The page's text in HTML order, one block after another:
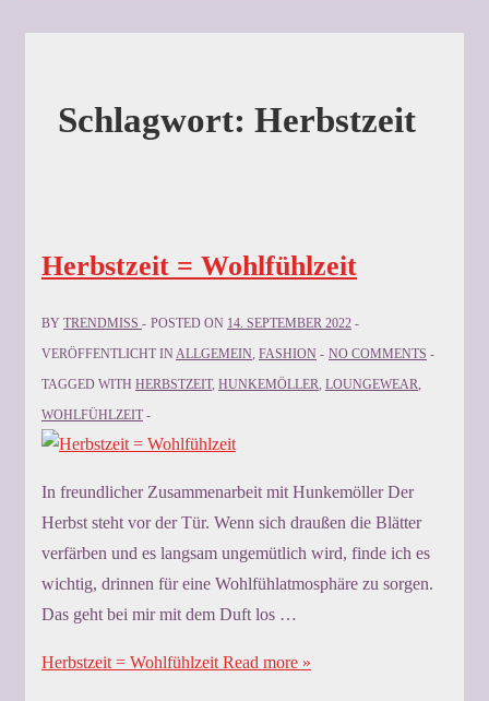
Schlagwort: Herbstzeit
Herbstzeit = Wohlfühlzeit
BY TRENDMISS POSTED ON 14. SEPTEMBER 2022
VERÖFFENTLICHT INALLGEMEIN, FASHION
NO COMMENTS
TAGGED WITH HERBSTZEIT, HUNKEMÖLLER, LOUNGEWEAR,
WOHLFÜHLZEIT
In freundlicher Zusammenarbeit mit Hunkemöller Der
Herbst steht vor der Tür. Wenn sich draußen die Blätter
verfärben und es langsam ungemütlich wird, finde ich es
wichtig, drinnen für eine Wohlfühlatmosphäre zu sorgen.
Das geht bei mir mit dem Duft los …
Herbstzeit = Wohlfühlzeit Read more »